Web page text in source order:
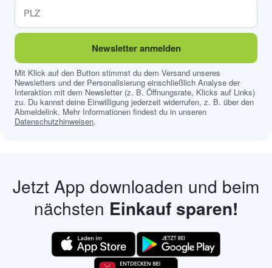
Newsletter anmelden
Mit Klick auf den Button stimmst du dem Versand unseres
Newsletters und der Personalisierung einschließlich Analyse der
Interaktion mit dem Newsletter (z. B. Öffnungsrate, Klicks auf Links)
zu. Du kannst deine Einwilligung jederzeit widerrufen, z. B. über den
Abmeldelink. Mehr Informationen findest du in unseren
Datenschutzhinweisen.
Jetzt App downloaden und beim
nächsten Einkauf sparen!